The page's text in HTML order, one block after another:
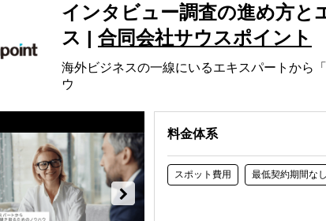
インタビュー調査の進め方と
ス | 合同会社サウスポイント
海外ビジネスの一線にいるエキスパートから
ウ
料金体系
スポット費用 最低契約期間なし